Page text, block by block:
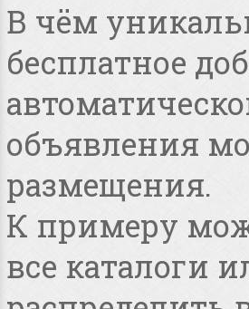
В чём
бесплатное
объявления
размещения.
К примеру
все каталоги